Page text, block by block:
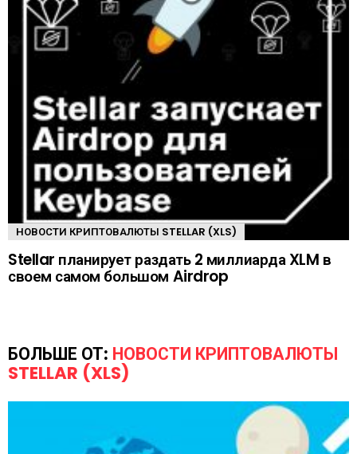
НОВОСТИ КРИПТОВАЛЮТЫ STELLAR (XLS)
Stellar планирует раздать 2 миллиарда XLM в
своем самом большом Airdrop
БОЛЬШЕ ОТ: НОВОСТИ КРИПТОВАЛЮТЫ
STELLAR (XLS)